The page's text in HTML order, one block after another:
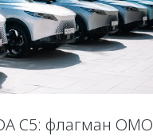
C5: флагман